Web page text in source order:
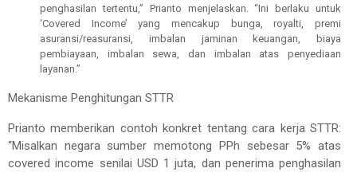
penghasilan tertentu,” Prianto menjelaskan. “Ini berlaku untuk
‘Covered Income’ yang mencakup bunga, royalti, premi
asuransi/reasuransi, imbalan jaminan keuangan, biaya
pembiayaan, imbalan sewa, dan imbalan atas penyediaan
layanan.”
Mekanisme Penghitungan STTR
Prianto memberikan contoh konkret tentang cara kerja STTR:
“Misalkan negara sumber memotong PPh sebesar 5% atas
covered income senilai USD 1 juta, dan penerima penghasilan